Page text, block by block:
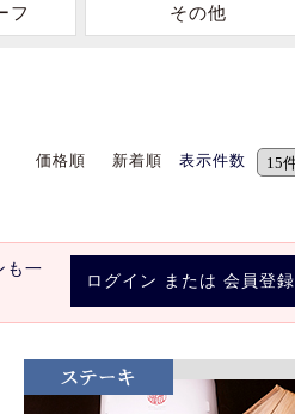
フ その他
価格順 新着順 表示件数
ログイン または 会員登録
も一